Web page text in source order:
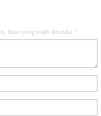
Ruas yang wajib ditandai *